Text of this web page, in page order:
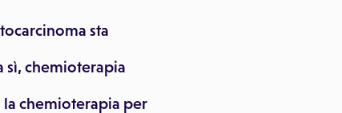
sta
chemioterapia
la chemioterapia per